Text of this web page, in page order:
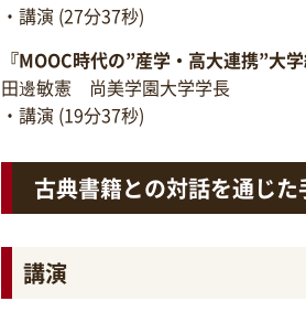
・講演 (27分37秒)
『MOOC時代の”産学・高大連携”大学
田邊敏憲 尚美学園大学学長
・講演 (19分37秒)
古典書籍との対話を通じた
講演